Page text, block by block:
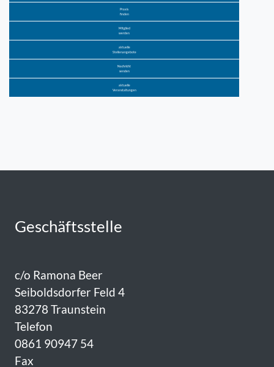
Praxis
finden
Mitglied
werden
aktuelle
Stellenangebote
Nachricht
senden
aktuelle
Veranstaltungen
Geschäftsstelle
c/o Ramona Beer
Seiboldsdorfer Feld 4
83278 Traunstein
Telefon
0861 90947 54
Fax